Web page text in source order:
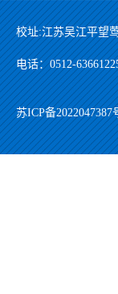
校址:江苏吴江平望
电话：0512-
苏ICP备2022047387